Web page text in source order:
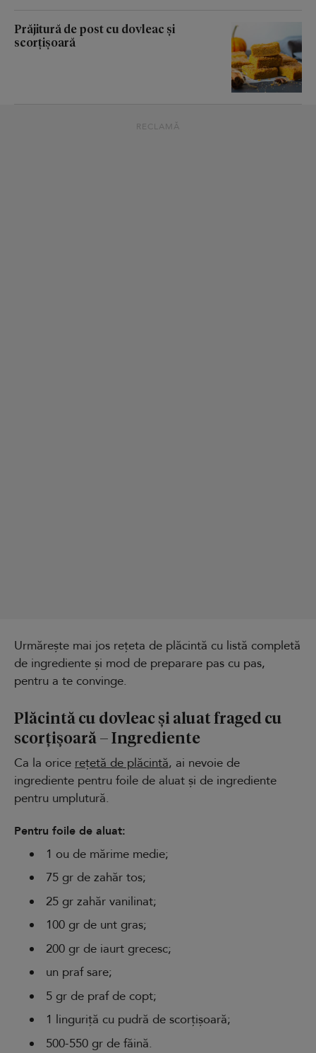
Prăjitură de post cu dovleac și
scorțișoară
RECLAMĂ
Urmărește mai jos rețeta de plăcintă cu listă completă
de ingrediente și mod de preparare pas cu pas,
pentru a te convinge.
Plăcintă cu dovleac și aluat fraged cu
scorțișoară – Ingrediente
Ca la orice rețetă de plăcintă, ai nevoie de
ingrediente pentru foile de aluat și de ingrediente
pentru umplutură.
Pentru foile de aluat:
1 ou de mărime medie;
75 gr de zahăr tos;
25 gr zahăr vanilinat;
100 gr de unt gras;
200 gr de iaurt grecesc;
un praf sare;
5 gr de praf de copt;
1 linguriță cu pudră de scorțișoară;
500-550 gr de făină.